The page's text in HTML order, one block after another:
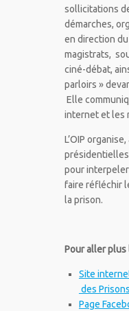
sollicitations
démarches,
en direction
magistrats,
ciné-débat,
parloirs »
Elle
internet et les
L’OIP
pour
faire réfléchir
la prison.
Pour aller plus
Site
des Prisons
Page